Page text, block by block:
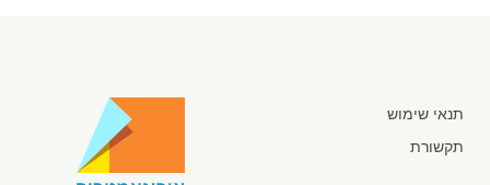
תנאי שימוש
תקשורת